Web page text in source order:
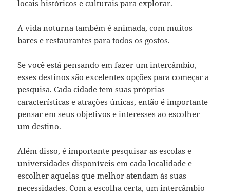
locais históricos e culturais para explorar.
A vida noturna também é animada, com muitos
bares e restaurantes para todos os gostos.
Se você está pensando em fazer um intercâmbio,
esses destinos são excelentes opções para começar a
pesquisa. Cada cidade tem suas próprias
características e atrações únicas, então é importante
pensar em seus objetivos e interesses ao escolher
um destino.
Além disso, é importante pesquisar as escolas e
universidades disponíveis em cada localidade e
escolher aquelas que melhor atendam às suas
necessidades. Com a escolha certa, um intercâmbio